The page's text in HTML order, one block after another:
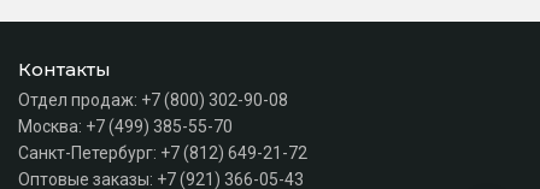
Контакты
Отдел продаж: +7 (800) 302-90-08
Москва: +7 (499) 385-55-70
Санкт-Петербург: +7 (812) 649-21-72
Оптовые заказы: +7 (921) 366-05-43